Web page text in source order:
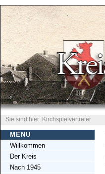
Sie sind hier: Kirchspielvertreter
MENU
Willkommen
Der Kreis
Nach 1945